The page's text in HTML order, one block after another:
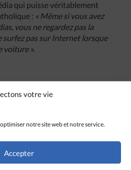
votre vie
notre site web et notre service.
Accepter
qui puisse véritablement
: « Mêmesivousavez
, vousneregardezpas la
surfezpassurInternet lorsque
voiture ».